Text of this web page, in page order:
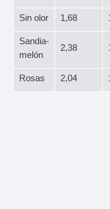
Sin olor 1,68
Sandia-
melón
2,38
Rosas 2,04